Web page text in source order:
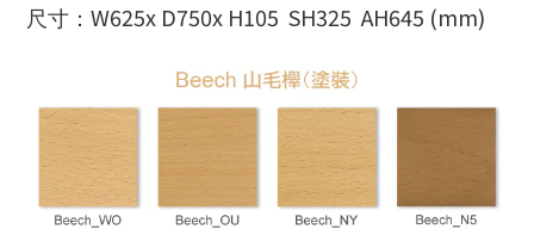
尺寸： W625x D750x H105 SH325 AH645 (mm)